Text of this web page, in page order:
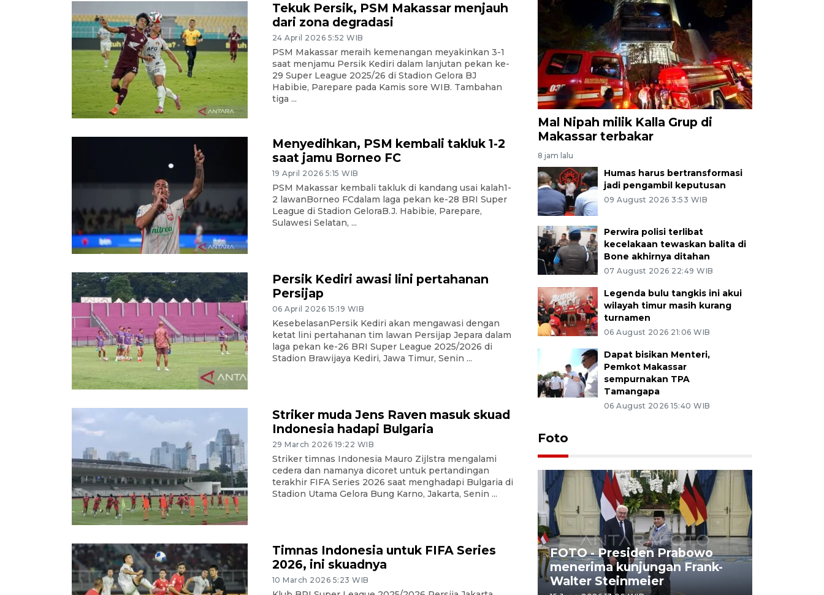
Tekuk Persik, PSM Makassar menjauh
dari zona degradasi
24 April 2026 5:52 WIB
PSM Makassar meraih kemenangan meyakinkan 3-1
saat menjamu Persik Kediri dalam lanjutan pekan ke-
29 Super League 2025/26 di Stadion Gelora BJ
Habibie, Parepare pada Kamis sore WIB. Tambahan
tiga ...
Menyedihkan, PSM kembali takluk 1-2
saat jamu Borneo FC
19 April 2026 5:15 WIB
PSM Makassar kembali takluk di kandang usai kalah1-
2 lawanBorneo FCdalam laga pekan ke-28 BRI Super
League di Stadion GeloraB.J. Habibie, Parepare,
Sulawesi Selatan, ...
Persik Kediri awasi lini pertahanan
Persijap
06 April 2026 15:19 WIB
KesebelasanPersik Kediri akan mengawasi dengan
ketat lini pertahanan tim lawan Persijap Jepara dalam
laga pekan ke-26 BRI Super League 2025/2026 di
Stadion Brawijaya Kediri, Jawa Timur, Senin ...
Striker muda Jens Raven masuk skuad
Indonesia hadapi Bulgaria
29 March 2026 19:22 WIB
Striker timnas Indonesia Mauro Zijlstra mengalami
cedera dan namanya dicoret untuk pertandingan
terakhir FIFA Series 2026 saat menghadapi Bulgaria di
Stadion Utama Gelora Bung Karno, Jakarta, Senin ...
Timnas Indonesia untuk FIFA Series
2026, ini skuadnya
10 March 2026 5:23 WIB
Mal Nipah milik Kalla Grup di
Makassar terbakar
8 jam lalu
Humas harus bertransformasi
jadi pengambil keputusan
09 August 2026 3:53 WIB
Perwira polisi terlibat
kecelakaan tewaskan balita di
Bone akhirnya ditahan
07 August 2026 22:49 WIB
Legenda bulu tangkis ini akui
wilayah timur masih kurang
turnamen
06 August 2026 21:06 WIB
Dapat bisikan Menteri,
Pemkot Makassar
sempurnakan TPA
Tamangapa
06 August 2026 15:40 WIB
Foto
FOTO - Kirab memperingati
HUT ke-80 Raja Keraton
Yogyakarta
FOTO - Presiden Prabowo
menerima kunjungan Frank-
Walter Steinmeier